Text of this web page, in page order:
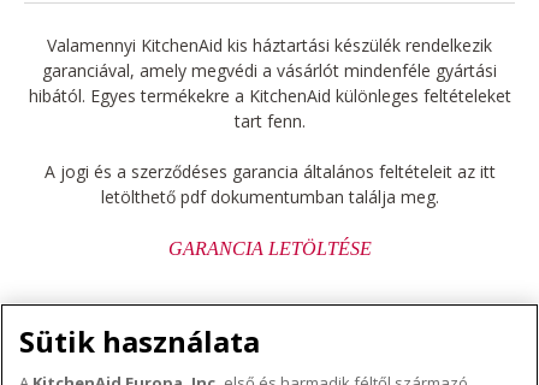
Valamennyi KitchenAid kis háztartási készülék rendelkezik
garanciával, amely megvédi a vásárlót mindenféle gyártási
hibától. Egyes termékekre a KitchenAid különleges feltételeket
tart fenn.
A jogi és a szerződéses garancia általános feltételeit az itt
letölthető pdf dokumentumban találja meg.
GARANCIA LETÖLTÉSE
Sütik használata